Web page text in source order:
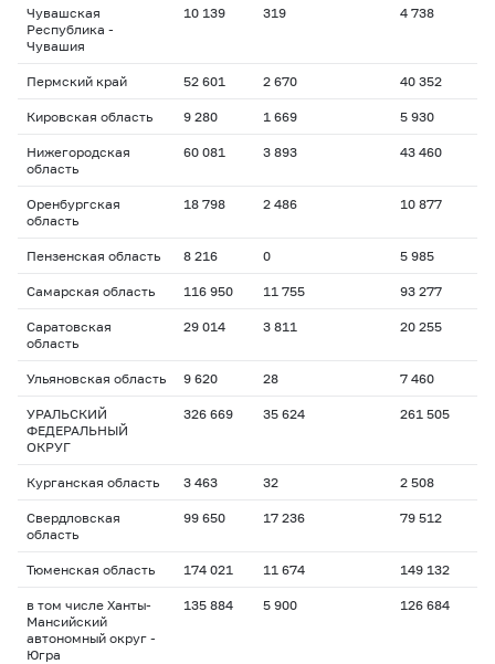
Чувашская
Республика -
Чувашия
10 139 319 4 738
Пермский край 52 601 2 670 40 352
Кировская область 9 280 1 669 5 930
Нижегородская
область
60 081 3 893 43 460
Оренбургская
область
18 798 2 486 10 877
Пензенская область 8 216 0 5 985
Самарская область 116 950 11 755 93 277
Саратовская
область
29 014 3 811 20 255
Ульяновская область 9 620 28 7 460
УРАЛЬСКИЙ
ФЕДЕРАЛЬНЫЙ
ОКРУГ
326 669 35 624 261 505
Курганская область 3 463 32 2 508
Свердловская
область
99 650 17 236 79 512
Тюменская область 174 021 11 674 149 132
в том числе Ханты-
Мансийский
автономный округ -
Югра
135 884 5 900 126 684